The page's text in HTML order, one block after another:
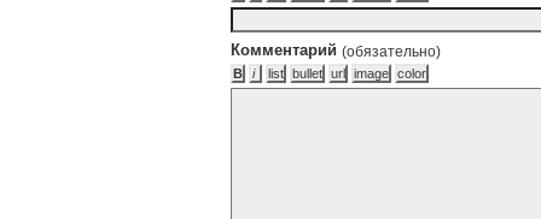
Комментарий (обязательно)